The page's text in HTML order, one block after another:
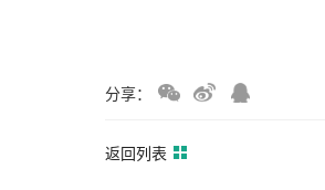
分享：
返回列表